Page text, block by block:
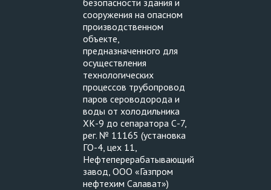
безопасности здания и
сооружения на опасном
производственном
объекте,
предназначенного для
осуществления
технологических
процессов трубопровод
паров сероводорода и
воды от холодильника
ХК-9 до сепаратора С-7,
рег. № 11165 (установка
ГО-4, цех 11,
Нефтеперерабатывающий
завод, ООО «Газпром
нефтехим Салават»)